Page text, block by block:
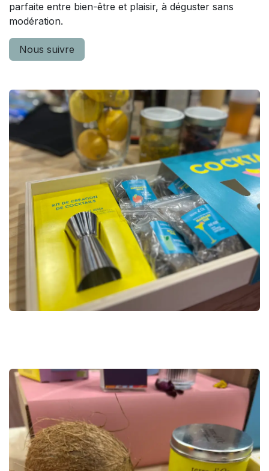
parfaite entre bien-être et plaisir, à déguster sans
modération.
Nous suivre